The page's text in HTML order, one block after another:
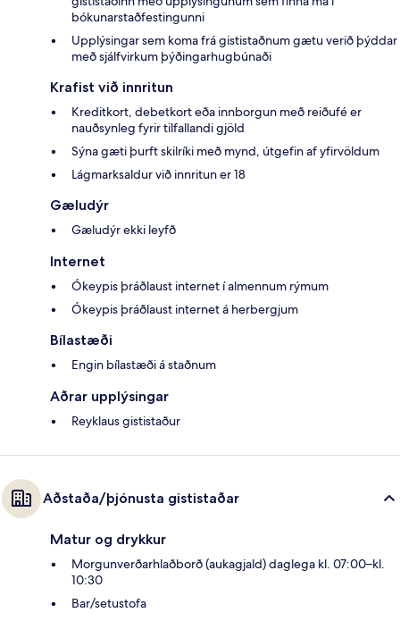
bókunarstaðfestingunni
Upplýsingar sem koma frá gististaðnum gætu verið þýddar
með sjálfvirkum þýðingarhugbúnaði
Krafist við innritun
Kreditkort, debetkort eða innborgun með reiðufé er
nauðsynleg fyrir tilfallandi gjöld
Sýna gæti þurft skilríki með mynd, útgefin af yfirvöldum
Lágmarksaldur við innritun er 18
Gæludýr
Gæludýr ekki leyfð
Internet
Ókeypis þráðlaust internet í almennum rýmum
Ókeypis þráðlaust internet á herbergjum
Bílastæði
Engin bílastæði á staðnum
Aðrar upplýsingar
Reyklaus gististaður
Aðstaða/þjónusta gististaðar
Matur og drykkur
Morgunverðarhlaðborð (aukagjald) daglega kl. 07:00–kl.
10:30
Bar/setustofa